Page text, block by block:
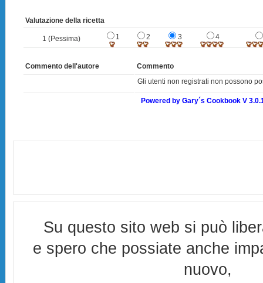
Valutazione della ricetta
1 (Pessima) 1 2 3 4
Commento dell'autore
Commento
Gli utenti non registrati non possono
Powered by Gary´s Cookbook V
Su questo sito web si può
e spero che possiate anche
nuovo,